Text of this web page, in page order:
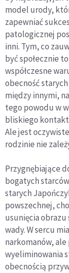
model urody,
zapewniać
patologicznej
inni. Tym, co
być społecznie
współczesne
obecność
między innymi,
tego powodu w
bliskiego
Ale jest
rodzinie nie
Przygnębiające
bogatych
starych
powszechnej,
usunięcia
wady. W sercu
narkomanów, ale
wyeliminowania
obecnością